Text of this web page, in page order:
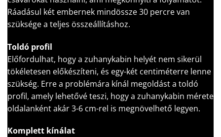
Ráadásul két embernek mindössze 30 percre van
szüksége a teljes összeállításhoz.
Toldó profil
Előfordulhat, hogy a zuhanykabin helyét nem sikerül
tökéletesen előkészíteni, és egy-két centiméterre lenne
szükség. Erre a problémára kínál megoldást a toldó
profil, amely lehetővé teszi, hogy a zuhanykabin mérete
oldalanként akár 3-6 cm-rel is megnövelhető legyen.
Komplett kínálat